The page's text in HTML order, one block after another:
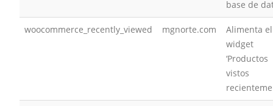
base de
woocommerce_recently_viewed mgnorte.com
Alimenta el
widget
‘Productos
vistos